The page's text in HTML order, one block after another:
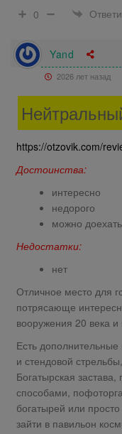
0
Yand
2026 лет назад
https://otzovik.com/
Достоинства:
интересно
недорого
можно
Недостатки:
нет
Отличное место для
потрясающе
вооружения 20 века
Есть
и стендовой
Богатырская
способами,
богатырей или
зайти в павильон